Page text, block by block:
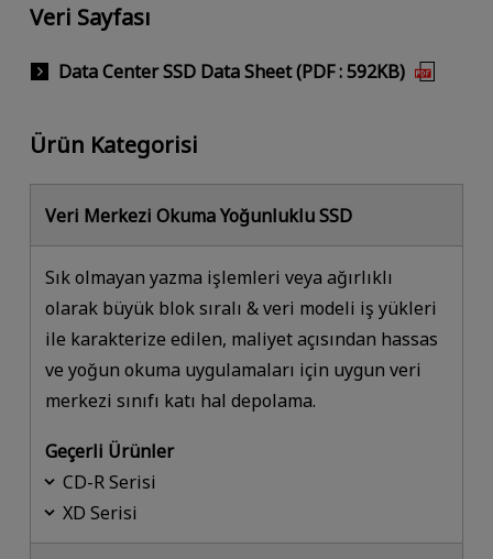
Veri Sayfası
Data Center SSD Data Sheet (PDF : 592KB)
Ürün Kategorisi
Veri Merkezi Okuma Yoğunluklu SSD
Sık olmayan yazma işlemleri veya ağırlıklı
olarak büyük blok sıralı & veri modeli iş yükleri
ile karakterize edilen, maliyet açısından hassas
ve yoğun okuma uygulamaları için uygun veri
merkezi sınıfı katı hal depolama.
Geçerli Ürünler
CD-R Serisi
XD Serisi